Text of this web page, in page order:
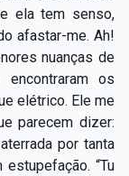
ela tem senso,
afastar-me. Ah!
nuanças de
os
elétrico. Ele me
parecem dizer:
por tanta
“Tu